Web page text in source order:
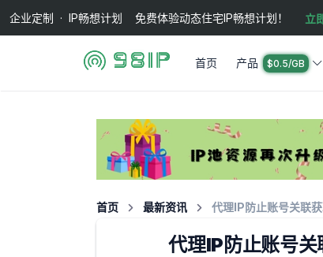
企业定制 · IP畅想计划 免费体验动态住宅IP畅想计划！ 立
首页 产品 $0.5/GB
首页 最新资讯 代理IP防止账号关联
代理IP防止账号关